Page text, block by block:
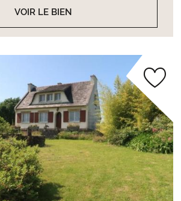
VOIR LE BIEN